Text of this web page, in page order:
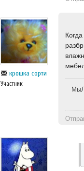
крошка сорти
Участник